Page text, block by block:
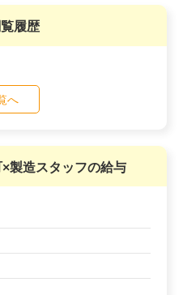
履歴
へ
製造スタッフの給与